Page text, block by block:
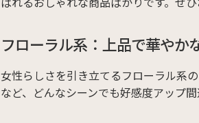
フローラル系：上品で華やか
女性らしさを引き立てるフローラル系
など、どんなシーンでも好感度アップ